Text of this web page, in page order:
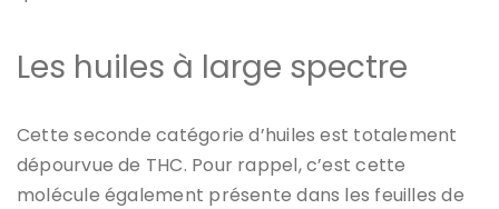
Les huiles à large spectre
Cette seconde catégorie d’huiles est totalement
dépourvue de THC. Pour rappel, c’est cette
molécule également présente dans les feuilles de